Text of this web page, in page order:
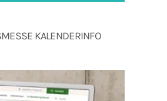
MESSE KALENDERINFO